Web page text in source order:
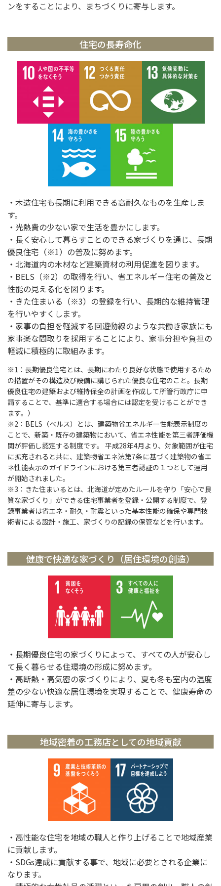
ンをすることにより、まちづくりに寄与します。
住宅の長寿命化
・木造住宅も長期に利用できる高耐久なものを生産しま
す。
・光熱費の少ない家で生活を豊かにします。
・長く安心して暮らすことのできる家づくりを通じ、長期
優良住宅（※1）の普及に努めます。
・北海道内の木材など建築資材の利用促進を図ります。
・BELS（※2）の取得を行い、省エネルギー住宅の普及と
性能の見える化を図ります。
・きた住まいる（※3）の登録を行い、長期的な維持管理
を行いやすくします。
・家事の負担を軽減する回遊動線のような共働き家族にも
家事楽な間取りを採用することにより、家事分担や負担の
軽減に積極的に取組みます。
※1：長期優良住宅とは、長期にわたり良好な状態で使用するため
の措置がその構造及び設備に講じられた優良な住宅のこと。長期
優良住宅の建築および維持保全の計画を作成して所管行政庁に申
請することで、基準に適合する場合には認定を受けることができ
ます。）
※2：BELS（ベルス）とは、建築物省エネルギー性能表示制度の
ことで、新築・既存の建築物において、省エネ性能を第三者評価機
関が評価し認定する制度です。 平成28年4月より、対象範囲が住宅
に拡充されると共に、建築物省エネ法第7条に基づく建築物の省エ
ネ性能表示のガイドラインにおける第三者認証の１つとして運用
が開始されました。
※3：きた住まいるとは、北海道が定めたルールを守り「安心で良
質な家づくり」ができる住宅事業者を登録・公開する制度で、登
録事業者は省エネ・耐久・耐震といった基本性能の確保や専門技
術者による設計・施工、家づくりの記録の保管などを行います。
健康で快適な家づくり（居住環境の創造）
・長期優良住宅の家づくりによって、すべての人が安心し
て長く暮らせる住環境の形成に努めます。
・高断熱・高気密の家づくりにより、夏も冬も室内の温度
差の少ない快適な居住環境を実現することで、健康寿命の
延伸に寄与します。
地域密着の工務店としての地域貢献
・高性能な住宅を地域の職人と作り上げることで地域産業
に貢献します。
・SDGs達成に貢献する事で、地域に必要とされる企業に
なります。